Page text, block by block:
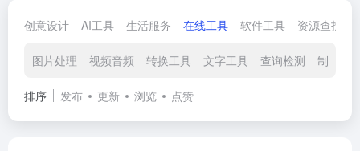
创意设计
AI工具 生活服务 在线工具 软件工具 资源查找
图片处理 视频音频 转换工具 文字工具 查询检测 制作生
排序 发布 更新 浏览 点赞